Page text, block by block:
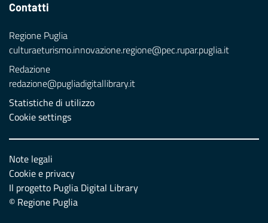
Contatti
Regione Puglia
culturaeturismo.innovazione.regione@pec.rupar.puglia.it
Redazione
redazione@pugliadigitallibrary.it
Statistiche di utilizzo
Cookie settings
Note legali
Cookie e privacy
Il progetto Puglia Digital Library
© Regione Puglia